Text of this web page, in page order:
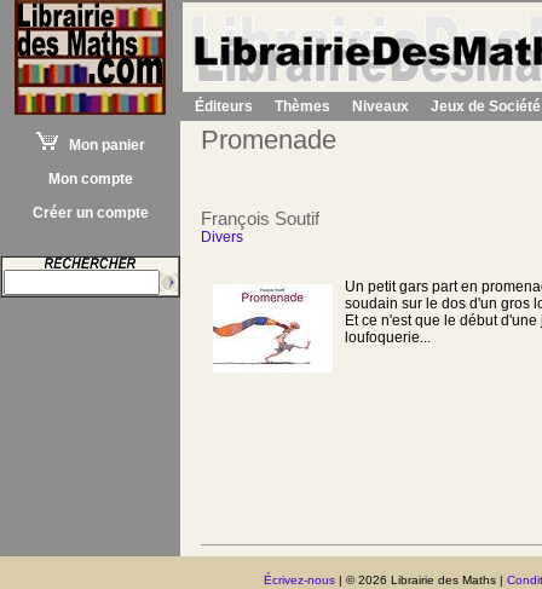
Mon panier
Mon compte
Créer un compte
Éditeurs Thèmes Niveaux Jeux de Société
Promenade
François Soutif
Divers
Un petit gars part en
soudain sur le dos d'un gros
Et ce n'est que le début
loufoquerie...
Écrivez-nous| © 2026 Librairie des Maths |